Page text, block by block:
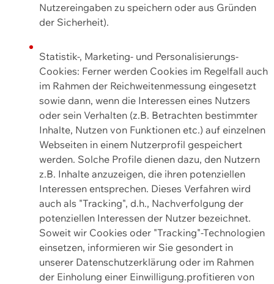
Nutzereingaben zu speichern oder aus Gründen
der Sicherheit).
Statistik-, Marketing- und Personalisierungs-
Cookies: Ferner werden Cookies im Regelfall auch
im Rahmen der Reichweitenmessung eingesetzt
sowie dann, wenn die Interessen eines Nutzers
oder sein Verhalten (z.B. Betrachten bestimmter
Inhalte, Nutzen von Funktionen etc.) auf einzelnen
Webseiten in einem Nutzerprofil gespeichert
werden. Solche Profile dienen dazu, den Nutzern
z.B. Inhalte anzuzeigen, die ihren potenziellen
Interessen entsprechen. Dieses Verfahren wird
auch als "Tracking", d.h., Nachverfolgung der
potenziellen Interessen der Nutzer bezeichnet.
Soweit wir Cookies oder "Tracking"-Technologien
einsetzen, informieren wir Sie gesondert in
unserer Datenschutzerklärung oder im Rahmen
der Einholung einer Einwilligung.profitieren von